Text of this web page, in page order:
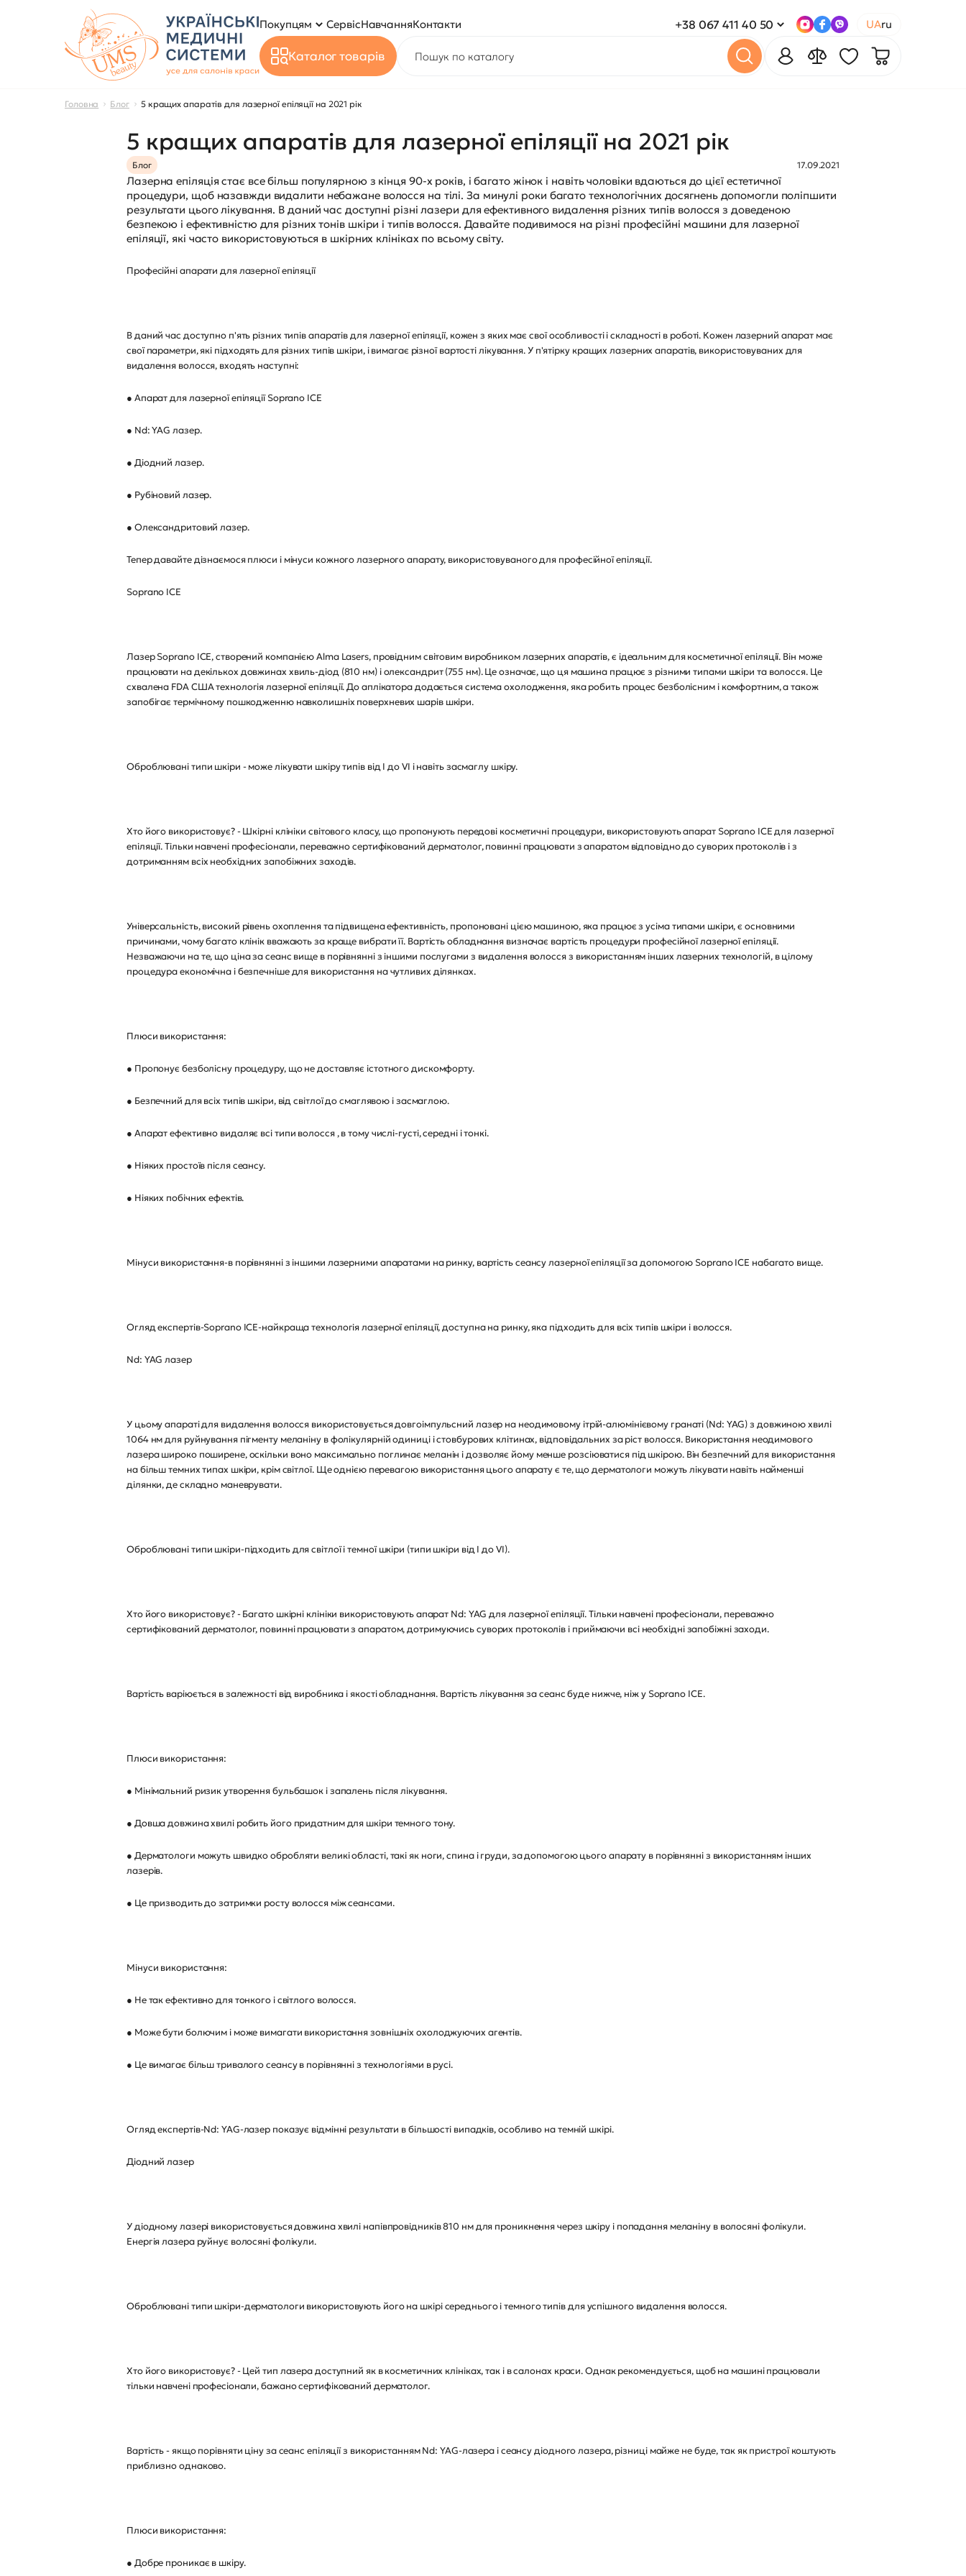
Покупцям СервісНавчанняКонтакти +38 067 411 40 50 UAru
Каталог товарів
Головна Блог 5 кращих апаратів для лазерної епіляції на 2021 рік
5 кращих апаратів для лазерної епіляції на 2021 рік
Блог 17.09.2021
Лазерна епіляція стає все більш популярною з кінця 90-х років, і багато жінок і навіть чоловіки вдаються до цієї естетичної
процедури, щоб назавжди видалити небажане волосся на тілі. За минулі роки багато технологічних досягнень допомогли поліпшити
результати цього лікування. В даний час доступні різні лазери для ефективного видалення різних типів волосся з доведеною
безпекою і ефективністю для різних тонів шкіри і типів волосся. Давайте подивимося на різні професійні машини для лазерної
епіляції, які часто використовуються в шкірних клініках по всьому світу.
Професійні апарати для лазерної епіляції
В даний час доступно п'ять різних типів апаратів для лазерної епіляції, кожен з яких має свої особливості і складності в роботі. Кожен лазерний апарат має
свої параметри, які підходять для різних типів шкіри, і вимагає різної вартості лікування. У п'ятірку кращих лазерних апаратів, використовуваних для
видалення волосся, входять наступні:
● Апарат для лазерної епіляції Soprano ICE
● Nd: YAG лазер.
● Діодний лазер.
● Рубіновий лазер.
● Олександритовий лазер.
Тепер давайте дізнаємося плюси і мінуси кожного лазерного апарату, використовуваного для професійної епіляції.
Soprano ICE
Лазер Soprano ICE, створений компанією Alma Lasers, провідним світовим виробником лазерних апаратів, є ідеальним для косметичної епіляції. Він може
працювати на декількох довжинах хвиль-діод (810 нм) і олександрит (755 нм). Це означає, що ця машина працює з різними типами шкіри та волосся. Це
схвалена FDA США технологія лазерної епіляції. До аплікатора додається система охолодження, яка робить процес безболісним і комфортним, а також
запобігає термічному пошкодженню навколишніх поверхневих шарів шкіри.
Оброблювані типи шкіри - може лікувати шкіру типів від I до VI і навіть засмаглу шкіру.
Хто його використовує? - Шкірні клініки світового класу, що пропонують передові косметичні процедури, використовують апарат Soprano ICE для лазерної
епіляції. Тільки навчені професіонали, переважно сертифікований дерматолог, повинні працювати з апаратом відповідно до суворих протоколів і з
дотриманням всіх необхідних запобіжних заходів.
Універсальність, високий рівень охоплення та підвищена ефективність, пропоновані цією машиною, яка працює з усіма типами шкіри, є основними
причинами, чому багато клінік вважають за краще вибрати її. Вартість обладнання визначає вартість процедури професійної лазерної епіляції.
Незважаючи на те, що ціна за сеанс вище в порівнянні з іншими послугами з видалення волосся з використанням інших лазерних технологій, в цілому
процедура економічна і безпечніше для використання на чутливих ділянках.
Плюси використання:
● Пропонує безболісну процедуру, що не доставляє істотного дискомфорту.
● Безпечний для всіх типів шкіри, від світлої до смаглявою і засмаглою.
● Апарат ефективно видаляє всі типи волосся , в тому числі-густі, середні і тонкі.
● Ніяких простоїв після сеансу.
● Ніяких побічних ефектів.
Мінуси використання-в порівнянні з іншими лазерними апаратами на ринку, вартість сеансу лазерної епіляції за допомогою Soprano ICE набагато вище.
Огляд експертів-Soprano ICE-найкраща технологія лазерної епіляції, доступна на ринку, яка підходить для всіх типів шкіри і волосся.
Nd: YAG лазер
У цьому апараті для видалення волосся використовується довгоімпульсний лазер на неодимовому ітрій-алюмінієвому гранаті (Nd: YAG) з довжиною хвилі
1064 нм для руйнування пігменту меланіну в фолікулярній одиниці і стовбурових клітинах, відповідальних за ріст волосся. Використання неодимового
лазера широко поширене, оскільки воно максимально поглинає меланін і дозволяє йому менше розсіюватися під шкірою. Він безпечний для використання
на більш темних типах шкіри, крім світлої. Ще однією перевагою використання цього апарату є те, що дерматологи можуть лікувати навіть найменші
ділянки, де складно маневрувати.
Оброблювані типи шкіри-підходить для світлої і темної шкіри (типи шкіри від I до VI).
Хто його використовує? - Багато шкірні клініки використовують апарат Nd: YAG для лазерної епіляції. Тільки навчені професіонали, переважно
сертифікований дерматолог, повинні працювати з апаратом, дотримуючись суворих протоколів і приймаючи всі необхідні запобіжні заходи.
Вартість варіюється в залежності від виробника і якості обладнання. Вартість лікування за сеанс буде нижче, ніж у Soprano ICE.
Плюси використання:
● Мінімальний ризик утворення бульбашок і запалень після лікування.
● Довша довжина хвилі робить його придатним для шкіри темного тону.
● Дерматологи можуть швидко обробляти великі області, такі як ноги, спина і груди, за допомогою цього апарату в порівнянні з використанням інших
лазерів.
● Це призводить до затримки росту волосся між сеансами.
Мінуси використання:
● Не так ефективно для тонкого і світлого волосся.
● Може бути болючим і може вимагати використання зовнішніх охолоджуючих агентів.
● Це вимагає більш тривалого сеансу в порівнянні з технологіями в русі.
Огляд експертів-Nd: YAG-лазер показує відмінні результати в більшості випадків, особливо на темній шкірі.
Діодний лазер
У діодному лазері використовується довжина хвилі напівпровідників 810 нм для проникнення через шкіру і попадання меланіну в волосяні фолікули.
Енергія лазера руйнує волосяні фолікули.
Оброблювані типи шкіри-дерматологи використовують його на шкірі середнього і темного типів для успішного видалення волосся.
Хто його використовує? - Цей тип лазера доступний як в косметичних клініках, так і в салонах краси. Однак рекомендується, щоб на машині працювали
тільки навчені професіонали, бажано сертифікований дерматолог.
Вартість - якщо порівняти ціну за сеанс епіляції з використанням Nd: YAG-лазера і сеансу діодного лазера, різниці майже не буде, так як пристрої коштують
приблизно однаково.
Плюси використання:
● Добре проникає в шкіру.